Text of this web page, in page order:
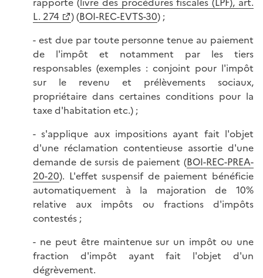
L. 274
) (BOI-REC-EVTS-30) ;
- est due par toute personne tenue au paiement
de l'impôt et notamment par les tiers
responsables (exemples : conjoint pour l'impôt
sur le revenu et prélèvements sociaux,
propriétaire dans certaines conditions pour la
taxe d'habitation etc.) ;
- s'applique aux impositions ayant fait l'objet
d'une réclamation contentieuse assortie d'une
demande de sursis de paiement (BOI-REC-PREA-
20-20). L'effet suspensif de paiement bénéficie
automatiquement à la majoration de 10%
relative aux impôts ou fractions d'impôts
contestés ;
- ne peut être maintenue sur un impôt ou une
fraction d'impôt ayant fait l'objet d'un
dégrèvement.